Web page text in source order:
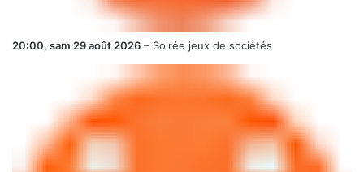
20:00, sam 29 août 2026 – Soirée jeux de sociétés